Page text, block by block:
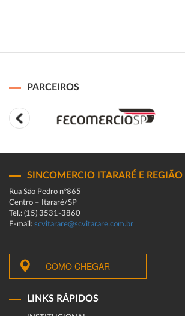
PARCEIROS
SINCOMERCIO ITARARÉ E REGIÃO
Rua São Pedro n°865
Centro – Itararé/SP
Tel.: (15) 3531-3860
E-mail: scvitarare@scvitarare.com.br
COMO CHEGAR
LINKS RÁPIDOS